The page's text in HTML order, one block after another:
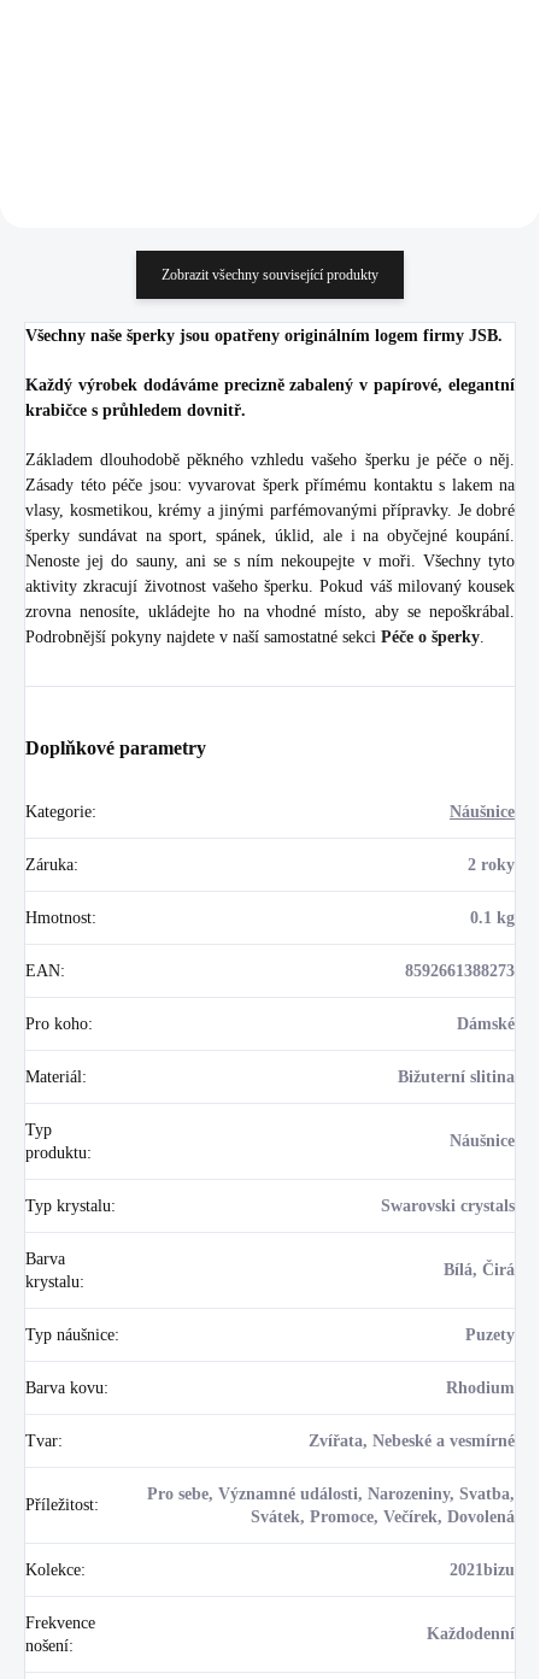
Zobrazit všechny související produkty
Všechny naše šperky jsou opatřeny originálním logem firmy JSB.
Každý výrobek dodáváme precizně zabalený v papírové, elegantní
krabičce s průhledem dovnitř.
Základem dlouhodobě pěkného vzhledu vašeho šperku je péče o něj.
Zásady této péče jsou: vyvarovat šperk přímému kontaktu s lakem na
vlasy, kosmetikou, krémy a jinými parfémovanými přípravky. Je dobré
šperky sundávat na sport, spánek, úklid, ale i na obyčejné koupání.
Nenoste jej do sauny, ani se s ním nekoupejte v moři. Všechny tyto
aktivity zkracují životnost vašeho šperku. Pokud váš milovaný kousek
zrovna nenosíte, ukládejte ho na vhodné místo, aby se nepoškrábal.
Podrobnější pokyny najdete v naší samostatné sekci Péče o šperky
Doplňkové parametry
Kategorie: Náušnice
Záruka: 2 roky
Hmotnost: 0.1 kg
EAN: 8592661388273
Pro koho: Dámské
Materiál : Bižuterní slitina
Typ
produktu:
Náušnice
Typ krystalu: Swarovski crystals
Barva
krystalu:
Bílá, Čirá
Typ náušnice: Puzety
Barva kovu: Rhodium
Tvar: Zvířata, Nebeské a vesmírné
Příležitost:
Pro sebe, Významné události, Narozeniny, Svatba,
Svátek, Promoce, Večírek, Dovolená
Kolekce: 2021bizu
Frekvence
nošení:
Každodenní